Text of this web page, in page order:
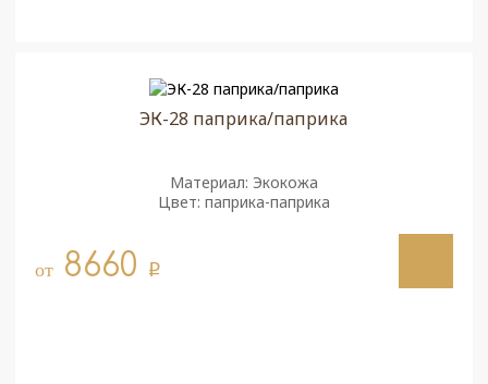
ЭК-28 паприка/паприка
Материал: Экокожа
Цвет: паприка-паприка
от8660 q